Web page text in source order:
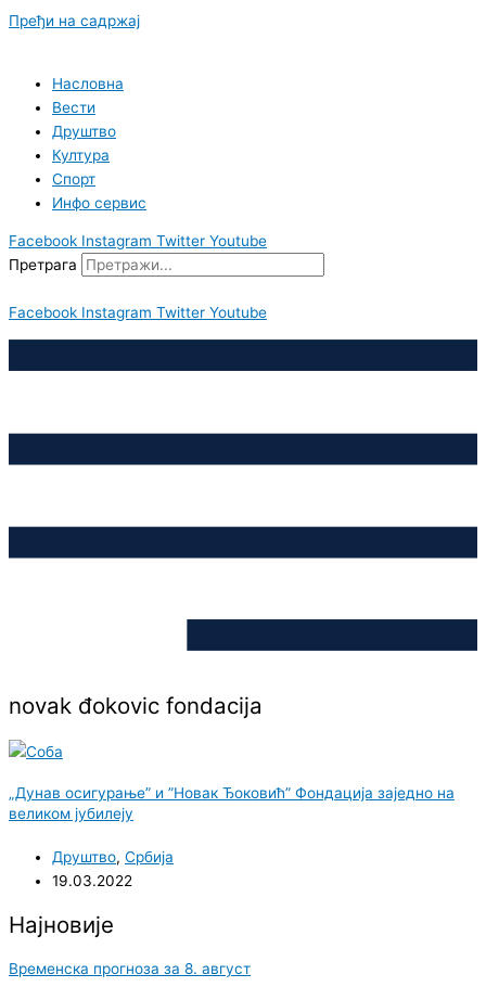
Пређи на садржај
Насловна
Вести
Друштво
Култура
Спорт
Инфо сервис
Facebook Instagram Twitter Youtube
Претрага
Facebook Instagram Twitter Youtube
novak đokovic fondacija
„Дунав осигурање” и ”Новак Ђоковић” Фондација заједно на
великом јубилеју
Друштво, Србија
19.03.2022
Најновије
Временска прогноза за 8. август